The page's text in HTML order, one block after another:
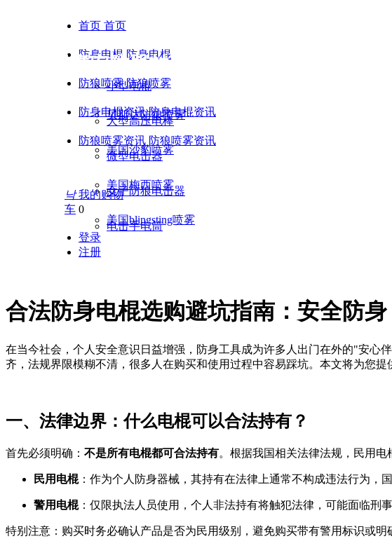
首页 首页
防身电棍 防身电棍
小型电棍
大型高压电棒
微型电击器
女子防狼电击器
电击手电筒
防狼喷雾 防狼喷雾
贝斯达防狼喷雾
美国沙豹喷雾
美国梅西喷雾
美国blingsting喷雾
防身电棍资讯 防身电棍资讯
防狼喷雾资讯 防狼喷雾资讯
黑鹰安防器材 | 贝斯达合法防身用品专
낙我的购物
车 0
登录
注册
合法防身电棍选购避坑指南：安全防
在当今社会，个人安全意识日益增强，防身工具成为许多人出门在外的"安心
齐，法规界限模糊不清，很多人在购买和使用过程中容易踩坑。本文将为您
一、法律边界：什么电棍可以合法持有？
首先必须明确： 不是所有电棍都可合法持有。根据我国相关法律法规，民用电
民用电棍：作为个人防身器械，其持有在法律上通常不构成违法行为，
警用电棍：仅限执法人员使用，个人非法持有将触犯法律，可能面临刑事
特别注意：购买时务必确认产品是否为民用级别，避免购买带有警用标识或